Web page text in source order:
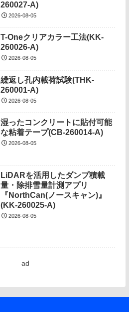
260027-A)
2026-08-05
T-Oneクリアカラー工法(KK-
260026-A)
2026-08-05
繰返し孔内載荷試験(THK-
260001-A)
2026-08-05
湿ったコンクリートに貼付可能
な粘着テープ(CB-260014-A)
2026-08-05
LiDARを活用したダンプ積載
量・除排雪量計測アプリ
『NorthCan(ノースキャン)』
(KK-260025-A)
2026-08-05
ad